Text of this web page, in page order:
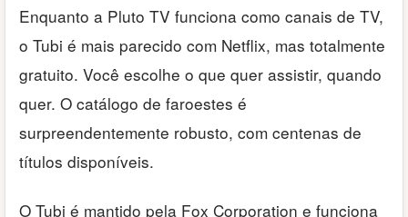
Enquanto a Pluto TV funciona como canais de TV,
o Tubi é mais parecido com Netflix, mas totalmente
gratuito. Você escolhe o que quer assistir, quando
quer. O catálogo de faroestes é
surpreendentemente robusto, com centenas de
títulos disponíveis.
O Tubi é mantido pela Fox Corporation e funciona